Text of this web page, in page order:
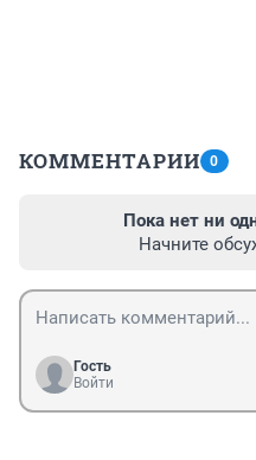
КОММЕНТАРИИ 0
Пока нет ни
Начните
Гость
Войти